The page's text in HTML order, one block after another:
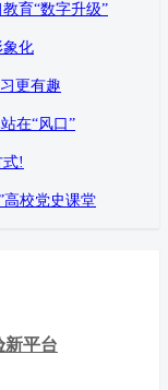
育“数字升级”
象化
更有趣
在“风口”
!
高校党史课堂
新平台